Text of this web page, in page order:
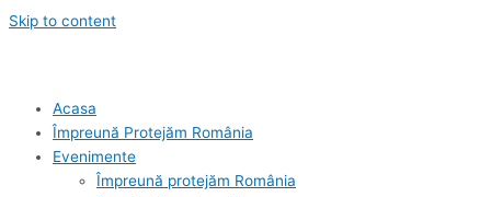
Skip to content
Acasa
Împreună Protejăm România
Evenimente
Împreună protejăm România